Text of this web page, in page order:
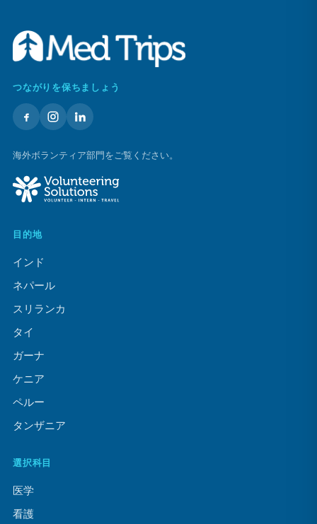
つながりを保ちましょう
海外ボランティア部門をご覧ください。
目的地
インド
ネパール
スリランカ
タイ
ガーナ
ケニア
ペルー
タンザニア
選択科目
医学
看護